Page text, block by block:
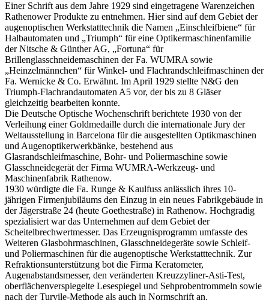
Einer Schrift aus dem Jahre 1929 sind eingetragene Warenzeichen
Rathenower Produkte zu entnehmen. Hier sind auf dem Gebiet der
augenoptischen Werkstatttechnik die Namen „Einschleifbiene“ für
Halbautomaten und „Triumph“ für eine Optikermaschinenfamilie
der Nitsche & Günther AG, „Fortuna“ für
Brillenglasschneidemaschinen der Fa. WUMRA sowie
„Heinzelmännchen“ für Winkel- und Flachrandschleifmaschinen der
Fa. Wernicke & Co. Erwähnt. Im April 1929 stellte N&G den
Triumph-Flachrandautomaten A5 vor, der bis zu 8 Gläser
gleichzeitig bearbeiten konnte.
Die Deutsche Optische Wochenschrift berichtete 1930 von der
Verleihung einer Goldmedaille durch die internationale Jury der
Weltausstellung in Barcelona für die ausgestellten Optikmaschinen
und Augenoptikerwerkbänke, bestehend aus
Glasrandschleifmaschine, Bohr- und Poliermaschine sowie
Glasschneidegerät der Firma WUMRA-Werkzeug- und
Maschinenfabrik Rathenow.
1930 würdigte die Fa. Runge & Kaulfuss anlässlich ihres 10-
jährigen Firmenjubiläums den Einzug in ein neues Fabrikgebäude in
der Jägerstraße 24 (heute Goethestraße) in Rathenow. Hochgradig
spezialisiert war das Unternehmen auf dem Gebiet der
Scheitelbrechwertmesser. Das Erzeugnisprogramm umfasste des
Weiteren Glasbohrmaschinen, Glasschneidegeräte sowie Schleif-
und Poliermaschinen für die augenoptische Werkstatttechnik. Zur
Refraktionsunterstützung bot die Firma Keratometer,
Augenabstandsmesser, den veränderten Kreuzzyliner-Asti-Test,
oberflächenverspiegelte Lesespiegel und Sehprobentrommeln sowie
nach der Turvile-Methode als auch in Normschrift an.